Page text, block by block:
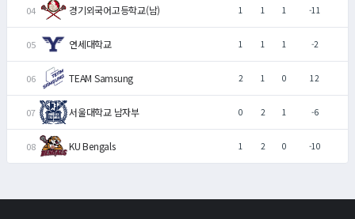
경기외국어고등학교(남) 1 1 1 -11
연세대학교 1 1 1 -2
TEAM Samsung 2 1 0 12
서울대학교 남자부 0 2 1 -6
KU Bengals 1 2 0 -10